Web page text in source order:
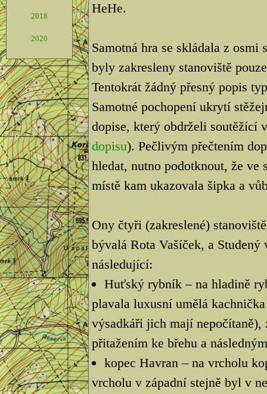
2018
2020
HeHe.
Samotná hra se skládala z
byly zakresleny stanoviště
Tentokrát žádný přesný popis
Samotné pochopení ukrytí
dopise, který obdrželi soutěžící
dopisu). Pečlivým přečtením
hledat, nutno podotknout, že ve
místě kam ukazovala šipka a
Ony čtyři (zakreslené)
bývalá Rota Vašíček, a
následující:
Huťský rybník – na hladině
plavala luxusní umělá
výsadkáři jich mají
přitažením ke břehu a
kopec Havran – na vrcholu
vrcholu v západní stejně byl v